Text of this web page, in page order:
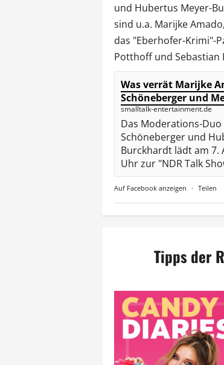
und Hubertus Meyer-
sind u.a. Marijke Amado,
das "Eberhofer-Krimi"-
Potthoff und Sebastian
Was verrät Marijke
Schöneberger und
smalltalk-entertainment.de
Das Moderations-Duo
Schöneberger und
Burckhardt lädt am 7.
Uhr zur "NDR Talk
Auf Facebook anzeigen · Teilen
Tipps der